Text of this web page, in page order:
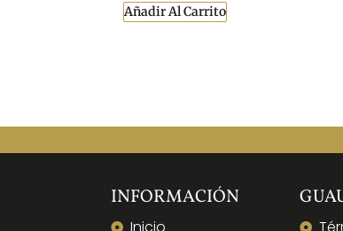
5
Añadir Al Carrito
INFORMACIÓN